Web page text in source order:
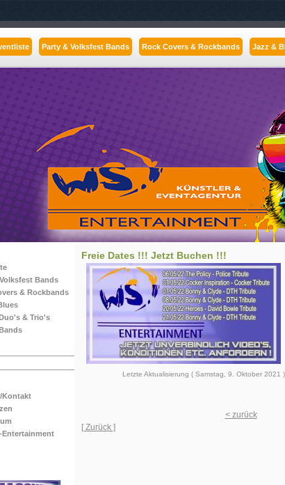
Party & Volksfest Bands Rock Covers & Rockbands Jazz &
Bands
& Rockbands
& Trio's
Kontakt
Entertainment
Freie Dates !!! Jetzt Buchen !!!
Letzte Aktualisierung ( Samstag, 9. Oktober 2021 )
< zurück
[ Zurück ]